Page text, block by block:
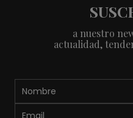
a nuestro
actualidad,